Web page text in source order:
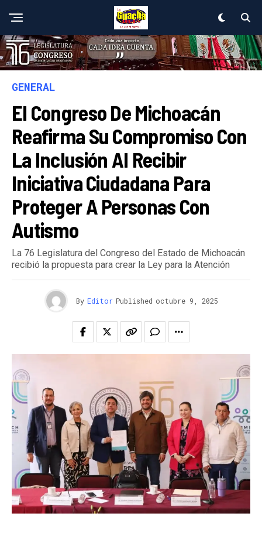
GENERAL
El Congreso De Michoacán
Reafirma Su Compromiso Con
La Inclusión Al Recibir
Iniciativa Ciudadana Para
Proteger A Personas Con
Autismo
La 76 Legislatura del Congreso del Estado de Michoacán
recibió la propuesta para crear la Ley para la Atención
By Editor Published octubre 9, 2025